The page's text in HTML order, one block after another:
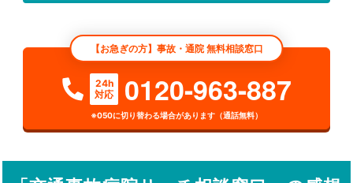
検索する
詳細条件で絞り込む
その他の検索方法
駅から探す 院名から探す
【お急ぎの方】事故・通院 無料相談窓口
24h
対応
0120-963-887
※050に切り替わる場合があります（通話無料）